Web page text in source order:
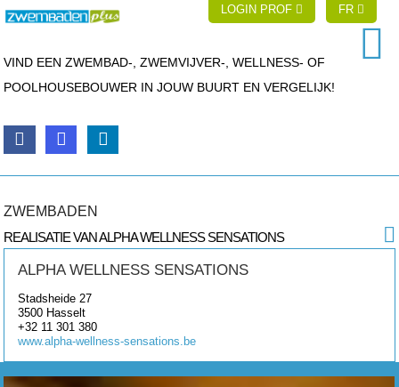
LOGIN PROF FR
VIND EEN ZWEMBAD-, ZWEMVIJVER-, WELLNESS- OF
POOLHOUSEBOUWER IN JOUW BUURT EN VERGELIJK!
ZWEMBADEN
REALISATIE VAN ALPHA WELLNESS SENSATIONS
ALPHA WELLNESS SENSATIONS
Stadsheide 27
3500 Hasselt
+32 11 301 380
www.alpha-wellness-sensations.be